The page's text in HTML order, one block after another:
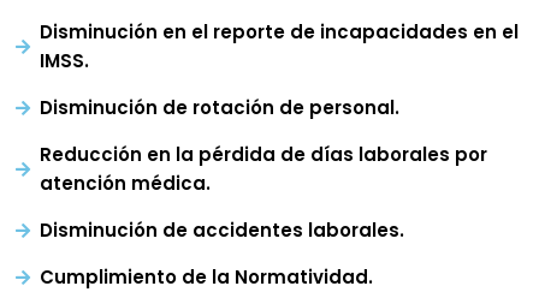
Disminución en el reporte de incapacidades en el
IMSS.
Disminución de rotación de personal.
Reducción en la pérdida de días laborales por
atención médica.
Disminución de accidentes laborales.
Cumplimiento de la Normatividad.